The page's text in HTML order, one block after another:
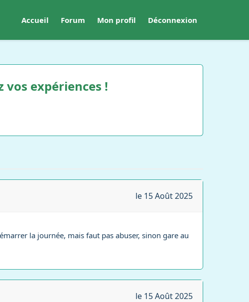
Accueil Forum Mon profil Déconnexion
vos expériences !
le 15 Août 2025
la journée, mais faut pas abuser, sinon gare au
le 15 Août 2025